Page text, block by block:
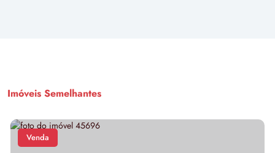
Imóveis Semelhantes
Venda